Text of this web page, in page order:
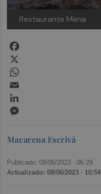
Restaurante Mena
Macarena Escrivá
Publicado: 08/06/2023 ·06:29
Actualizado: 08/06/2023 · 10:54